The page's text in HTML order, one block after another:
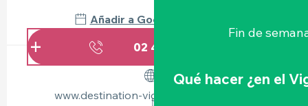
Fin de
Qué hacer ¿en el
Añadir a Google Calendar
02 40 54 02
www.destination-vignoble-nantais.com